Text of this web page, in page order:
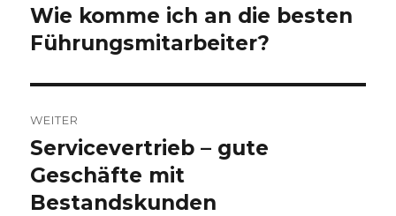
Vorheriger
Beitrag:
Wie komme ich an die besten
Führungsmitarbeiter?
WEITER
Nächster
Beitrag:
Servicevertrieb – gute
Geschäfte mit
Bestandskunden